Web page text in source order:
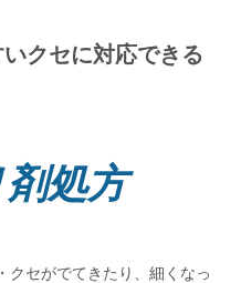
クセに対応できる
処方
クセがでてきたり、細くなっ